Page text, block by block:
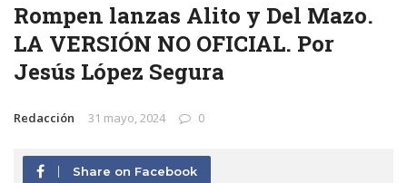
Rompen lanzas Alito y Del Mazo.
LA VERSIÓN NO OFICIAL. Por
Jesús López Segura
Redacción 31 mayo, 2024 0
Share on Facebook